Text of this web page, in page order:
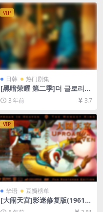
VIP
日韩 热门剧集
[黑暗荣耀 第二季]더 글로리2
(2023)[百度网盘+迅雷云盘资
源1080P超清未删减][MP4/26
GB][韩语中字]
3 年前 3.7
VIP
华语 豆瓣榜单
[大闹天宫]影迷修复版(1961)
[百度网盘+迅雷云盘资源DVD